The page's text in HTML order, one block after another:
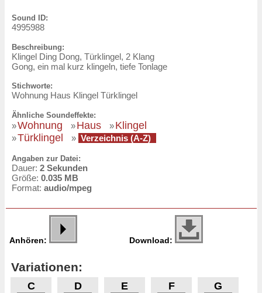
Sound ID:
4995988
Beschreibung:
Klingel Ding Dong, Türklingel, 2 Klang
Gong, ein mal kurz klingeln, tiefe Tonlage
Stichworte:
Wohnung Haus Klingel Türklingel
Ähnliche Soundeffekte:
»Wohnung »Haus »Klingel
»Türklingel » Verzeichnis (A-Z)
Angaben zur Datei:
Dauer: 2 Sekunden
Größe: 0.035 MB
Format: audio/mpeg
Anhören: Download:
Variationen:
C D E F G